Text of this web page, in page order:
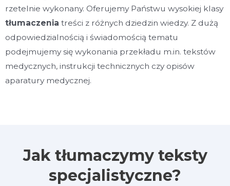
rzetelnie wykonany. Oferujemy Państwu wysokiej klasy
tłumaczenia treści z różnych dziedzin wiedzy. Z dużą
odpowiedzialnością i świadomością tematu
podejmujemy się wykonania przekładu m.in. tekstów
medycznych, instrukcji technicznych czy opisów
aparatury medycznej.
Jak tłumaczymy teksty
specjalistyczne?